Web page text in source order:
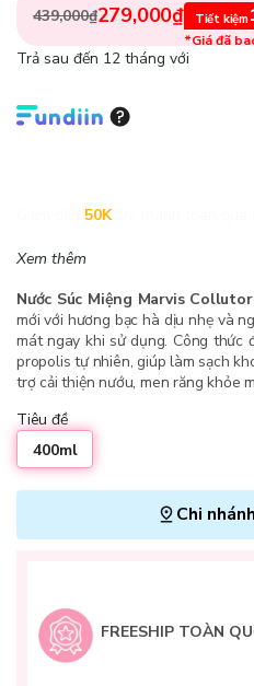
439,000₫279,000₫ Tiết kiệm
*Giá đã
Trả sau đến 12 tháng với
50K
Xem thêm
Nước Súc Miệng Marvis
mới với hương bạc hà dịu nhẹ và
mát ngay khi sử dụng. Công thức
propolis tự nhiên, giúp làm sạch
trợ cải thiện nướu, men răng khỏe
Tiêu đề
400ml
Chi
FREESHIP TOÀN